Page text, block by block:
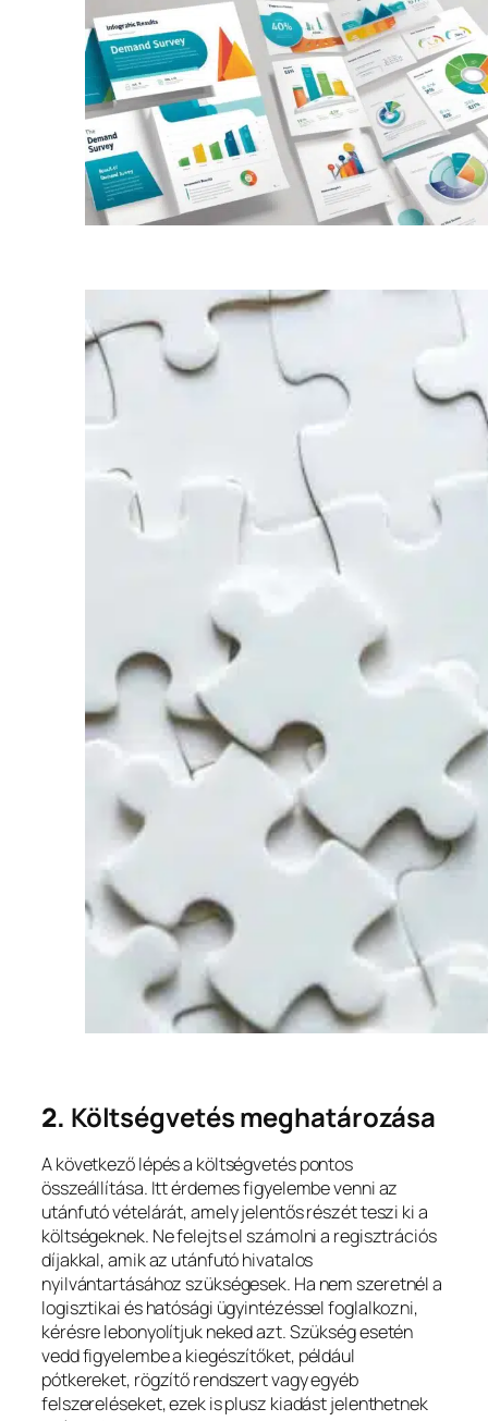
2. Költségvetés meghatározása
A következő lépés a költségvetés pontos
összeállítása. Itt érdemes figyelembe venni az
utánfutó vételárát, amely jelentős részét teszi ki a
költségeknek. Ne felejts el számolni a regisztrációs
díjakkal, amik az utánfutó hivatalos
nyilvántartásához szükségesek. Ha nem szeretnél a
logisztikai és hatósági ügyintézéssel foglalkozni,
kérésre lebonyolítjuk neked azt. Szükség esetén
vedd figyelembe a kiegészítőket, például
pótkereket, rögzítő rendszert vagy egyéb
felszereléseket, ezek is plusz kiadást jelenthetnek